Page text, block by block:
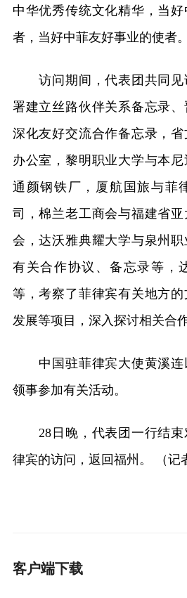
中华优秀传统文化精华，当
者，当好中菲友好事业的使者。
访问期间，代表团共同见
署建立丝路伙伴关系备忘录
深化友好交流合作备忘录，
办公室，黎明职业大学与本
通颜钢铁厂，厦航国旅与菲
司，棉兰老工商会与福建省
会，达沃雅典耀大学与泉州
有关合作协议、备忘录等，
等，考察了菲律宾有关地方
发展等项目，深入探讨相关合
中国驻菲律宾大使黄溪连
领事参加有关活动。
28日晚，代表团一行结束
律宾的访问，返回福州。 （记
客户端下载